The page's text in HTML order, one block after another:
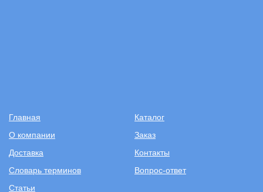
Главная
Каталог
О компании
Заказ
Доставка
Контакты
Словарь терминов
Вопрос-ответ
Статьи